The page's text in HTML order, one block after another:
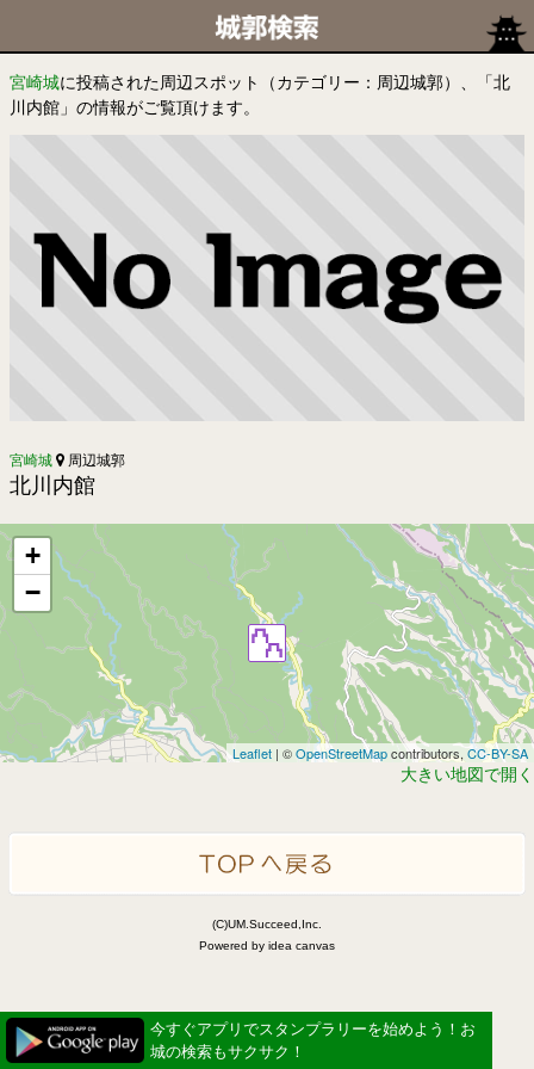
宮崎城に投稿された周辺スポット（カテゴリー：周辺城郭）、「北
川内館」の情報がご覧頂けます。
宮崎城 周辺城郭
北川内館
+
−
Leaflet | ©OpenStreetMapcontributors,CC-BY-SA
大きい地図で開く
(C)UM.Succeed,Inc.
Powered by idea canvas
今すぐアプリでスタンプラリーを始めよう！お
城の検索もサクサク！